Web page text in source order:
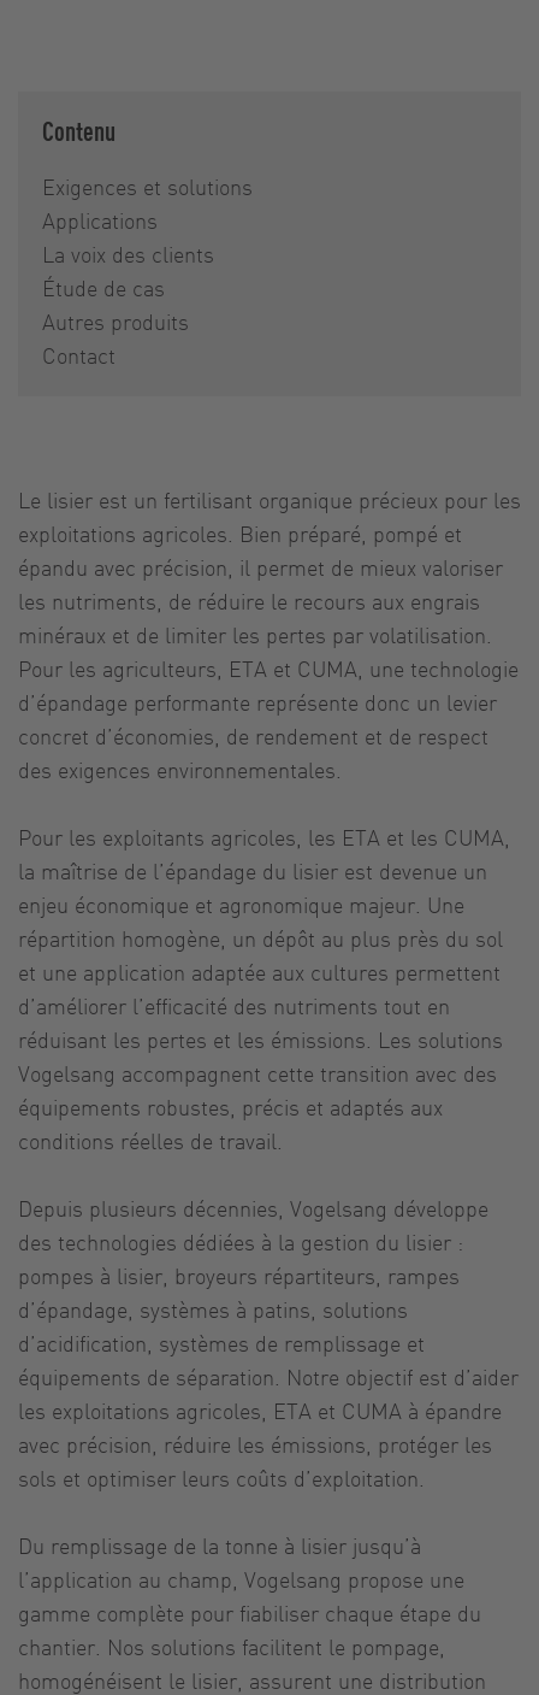
Contenu
Exigences et solutions
Applications
La voix des clients
Étude de cas
Autres produits
Contact
Le lisier est un fertilisant organique précieux pour les
exploitations agricoles. Bien préparé, pompé et
épandu avec précision, il permet de mieux valoriser
les nutriments, de réduire le recours aux engrais
minéraux et de limiter les pertes par volatilisation.
Pour les agriculteurs, ETA et CUMA, une technologie
d’épandage performante représente donc un levier
concret d’économies, de rendement et de respect
des exigences environnementales.
Pour les exploitants agricoles, les ETA et les CUMA,
la maîtrise de l’épandage du lisier est devenue un
enjeu économique et agronomique majeur. Une
répartition homogène, un dépôt au plus près du sol
et une application adaptée aux cultures permettent
d’améliorer l’efficacité des nutriments tout en
réduisant les pertes et les émissions. Les solutions
Vogelsang accompagnent cette transition avec des
équipements robustes, précis et adaptés aux
conditions réelles de travail.
Depuis plusieurs décennies, Vogelsang développe
des technologies dédiées à la gestion du lisier :
pompes à lisier, broyeurs répartiteurs, rampes
d’épandage, systèmes à patins, solutions
d’acidification, systèmes de remplissage et
équipements de séparation. Notre objectif est d’aider
les exploitations agricoles, ETA et CUMA à épandre
avec précision, réduire les émissions, protéger les
sols et optimiser leurs coûts d’exploitation.
Du remplissage de la tonne à lisier jusqu’à
l’application au champ, Vogelsang propose une
gamme complète pour fiabiliser chaque étape du
chantier. Nos solutions facilitent le pompage,
homogénéisent le lisier, assurent une distribution